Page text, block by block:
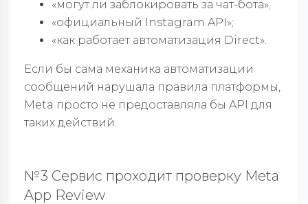
«могут ли заблокировать за чат-бота»;
«официальный Instagram API»;
«как работает автоматизация Direct».
Если бы сама механика автоматизации
сообщений нарушала правила платформы,
Meta просто не предоставляла бы API для
таких действий.
№3 Сервис проходит проверку Meta
App Review